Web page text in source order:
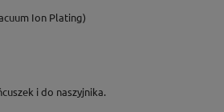
Ion Plating)
i do naszyjnika.